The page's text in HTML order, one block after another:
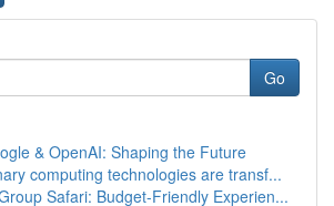
Go
& OpenAI: Shaping the Future
computing technologies are transf...
Safari: Budget-Friendly Experien...